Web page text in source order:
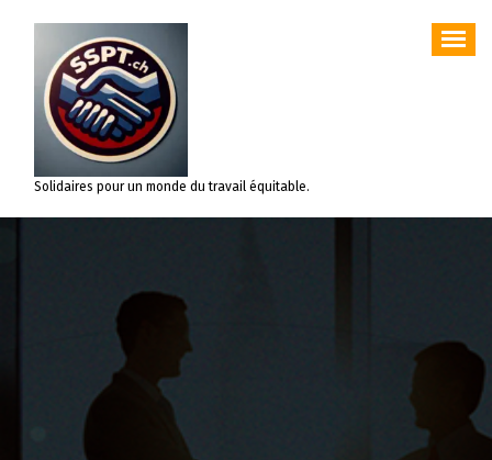
contenu
Solidaires pour un monde du travail équitable.